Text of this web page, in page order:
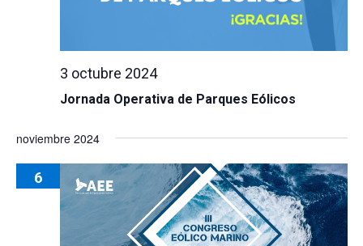
Jornada Operativa de Parques Eólicos
3 octubre 2024
noviembre 2024
6